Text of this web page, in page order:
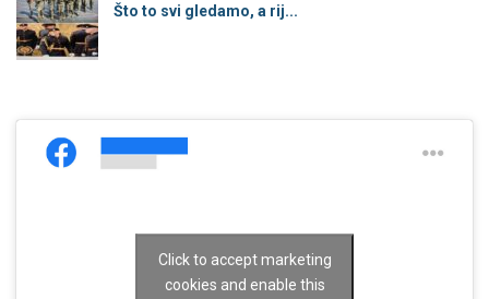
Što to svi gledamo, a rij...
Click to accept marketing
cookies and enable this